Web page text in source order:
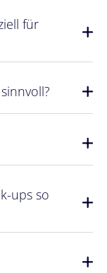
für
ups so